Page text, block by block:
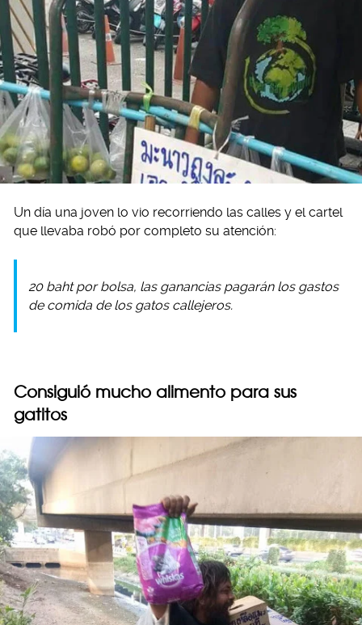
Un día una joven lo vio recorriendo las calles y el cartel
que llevaba robó por completo su atención:
20 baht por bolsa, las ganancias pagarán los gastos
de comida de los gatos callejeros.
Consiguió mucho alimento para sus
gatitos